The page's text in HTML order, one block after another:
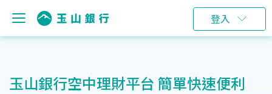
登入
玉山銀行空中理財平台 簡單快速便利